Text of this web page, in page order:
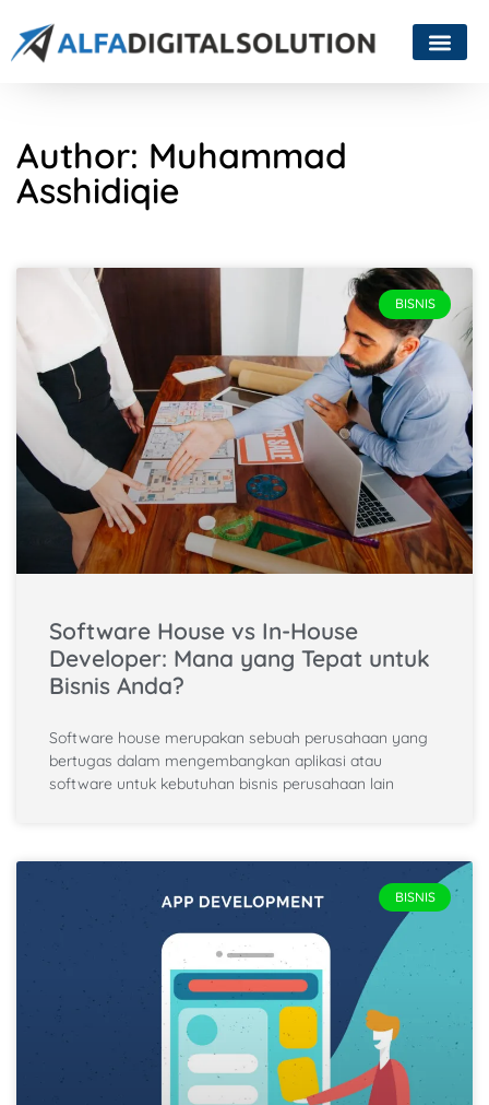
Author: Muhammad
Asshidiqie
BISNIS
Software House vs In-House
Developer: Mana yang Tepat untuk
Bisnis Anda?
Software house merupakan sebuah perusahaan yang
bertugas dalam mengembangkan aplikasi atau
software untuk kebutuhan bisnis perusahaan lain
BISNIS